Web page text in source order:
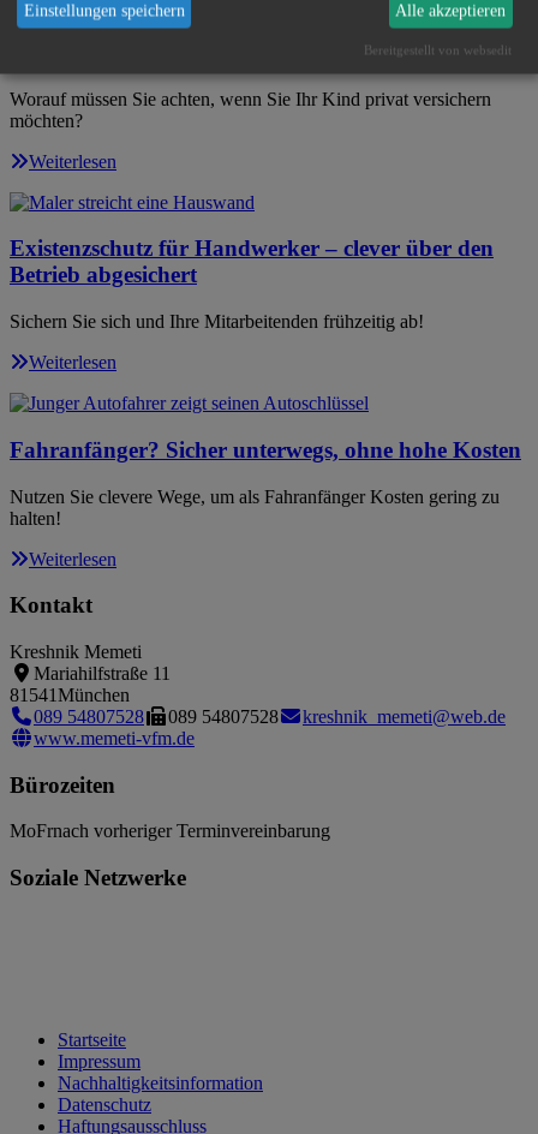
Private Krankenversicherung für Ihr Kind
Worauf müssen Sie achten, wenn Sie Ihr Kind privat versichern
möchten?
Weiterlesen
Existenzschutz für Handwerker – clever über den
Betrieb abgesichert
Sichern Sie sich und Ihre Mitarbeitenden frühzeitig ab!
Weiterlesen
Fahranfänger? Sicher unterwegs, ohne hohe Kosten
Nutzen Sie clevere Wege, um als Fahranfänger Kosten gering zu
halten!
Weiterlesen
Kontakt
Kreshnik Memeti
Mariahilfstraße 11
81541München
089 54807528
089 54807528
kreshnik_memeti@web.de
www.memeti-vfm.de
Bürozeiten
MoFrnach vorheriger Terminvereinbarung
Soziale Netzwerke
Startseite
Impressum
Nachhaltigkeitsinformation
Datenschutz
Haftungsausschluss
Einstellungen speichern Alle akzeptieren
Bereitgestellt von websedit